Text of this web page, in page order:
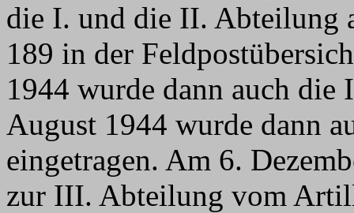
die I. und die II. Abteilung
189 in der
1944 wurde dann auch
August 1944 wurde dann
eingetragen. Am 6.
zur III. Abteilung vom